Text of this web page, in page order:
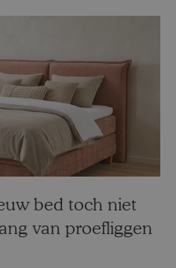
bed toch niet
van proefliggen